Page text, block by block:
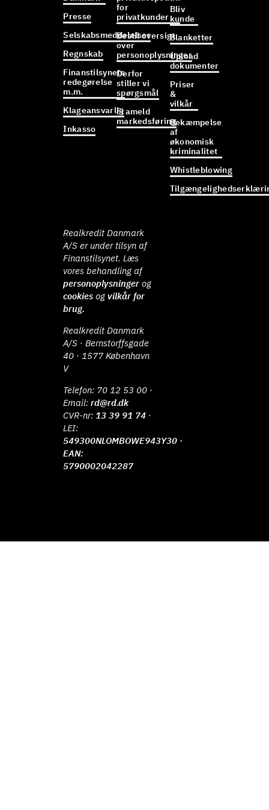
Presse
Selskabsmeddelelser
Regnskab
Finanstilsynets
redegørelse
m.m.
Klageansvarlig
Inkasso
for
privatkunder
Bestil oversigt
over
personoplysninger
Derfor
stiller vi
spørgsmål
Frameld
markedsføring
Bliv
kunde
Blanketter
Upload
dokumenter
Priser
&
vilkår
Bekæmpelse
af
økonomisk
kriminalitet
Whistleblowing
Realkredit Danmark
A/S er under tilsyn af
Finanstilsynet. Læs
vores behandling af
personoplysninger og
cookies ogvilkår for
brug.
Realkredit Danmark
A/S · Bernstorffsgade
40 · 1577 København
V
Telefon: 70 12 53 00 ·
Email:rd@rd.dk
CVR-nr: 13 39 91 74 ·
LEI:
549300NLOMBOWE943Y30 ·
EAN:
5790002042287